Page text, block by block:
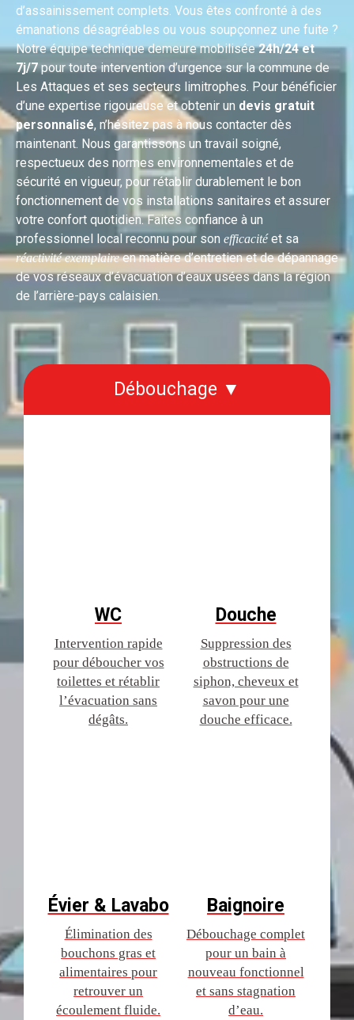
d’assainissement complets. Vous êtes confronté à des
émanations désagréables ou vous soupçonnez une fuite ?
Notre équipe technique demeure mobilisée24h/24 et
7j/7pour toute intervention d’urgence sur la commune de
Les Attaques et ses secteurs limitrophes. Pour bénéficier
d’une expertise rigoureuse et obtenir un devis gratuit
personnalisé, n’hésitez pas à nous contacter dès
maintenant. Nous garantissons un travail soigné,
respectueux des normes environnementales et de
sécurité en vigueur, pour rétablir durablement le bon
fonctionnement de vos installations sanitaires et assurer
votre confort quotidien. Faites confiance à un
professionnel local reconnu pour son efficacitéet sa
réactivité exemplaireen matière d’entretien et de dépannage
de vos réseaux d’évacuation d’eaux usées dans la région
de l’arrière-pays calaisien.
Débouchage ▼
WC
Intervention rapide
pour déboucher vos
toilettes et rétablir
l’évacuation sans
dégâts.
Évier & Lavabo
Élimination des
bouchons gras et
alimentaires pour
retrouver un
écoulement fluide.
Douche
Suppression des
obstructions de
siphon, cheveux et
savon pour une
douche efficace.
Baignoire
Débouchage complet
pour un bain à
nouveau fonctionnel
et sans stagnation
d’eau.